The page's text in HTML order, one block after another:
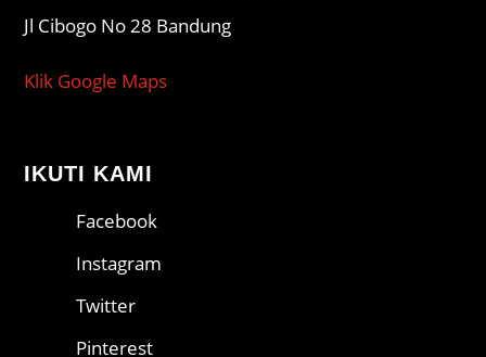
Jl Cibogo No 28 Bandung
Klik Google Maps
IKUTI KAMI
Facebook
Instagram
Twitter
Pinterest